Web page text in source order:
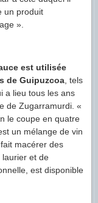
un produit
».
est utilisée
de Guipuzcoa , tels
a lieu tous les ans
de Zugarramurdi. «
le coupe en quatre
un mélange de vin
macérer des
laurier et de
est disponible